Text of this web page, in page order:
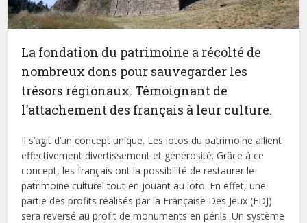
La fondation du patrimoine a récolté de
nombreux dons pour sauvegarder les
trésors régionaux. Témoignant de
l’attachement des français à leur culture.
Il s’agit d’un concept unique. Les lotos du patrimoine allient
effectivement divertissement et générosité. Grâce à ce
concept, les français ont la possibilité de restaurer le
patrimoine culturel tout en jouant au loto. En effet, une
partie des profits réalisés par la Française Des Jeux (FDJ)
sera reversé au profit de monuments en périls. Un système